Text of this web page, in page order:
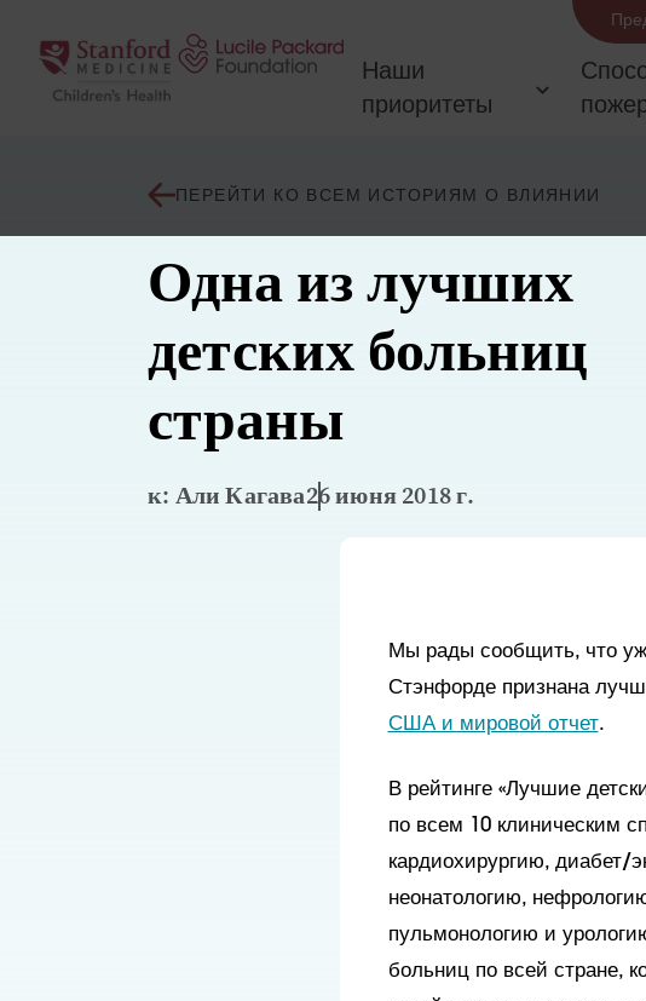
Наши
приоритеты
ПЕРЕЙТИ КО ВСЕМ ИСТОРИЯМ О ВЛИЯНИИ
Одна из лучших
детских больниц
страны
к: Али Кагава26 июня 2018 г.
Мы рады сообщить, что
Стэнфорде признана
США и мировой отчет.
В рейтинге «Лучшие
по всем 10 клиническим
кардиохирургию, диабет/
неонатологию,
пульмонологию и
больниц по всей стране,